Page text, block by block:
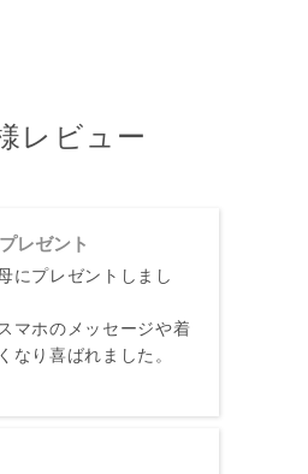
レビュー
レゼント
にプレゼントしまし
マホのメッセージや着
なり喜ばれました。